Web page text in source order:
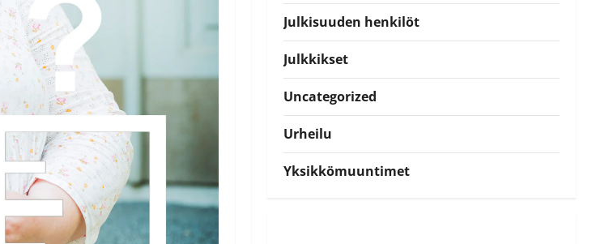
Julkisuuden henkilöt
Julkkikset
Uncategorized
Urheilu
Yksikkömuuntimet